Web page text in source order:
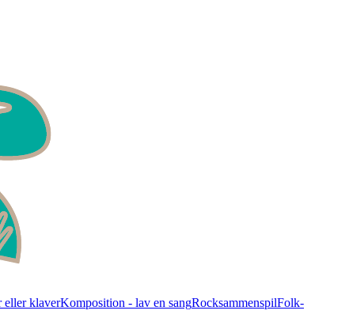
eller klaverKomposition - lav en sangRocksammenspilFolk-